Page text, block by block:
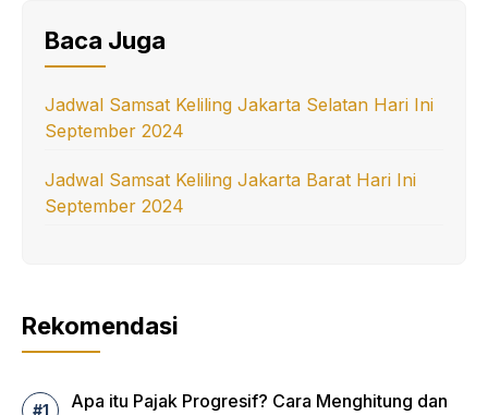
Baca Juga
Jadwal Samsat Keliling Jakarta Selatan Hari Ini
September 2024
Jadwal Samsat Keliling Jakarta Barat Hari Ini
September 2024
Rekomendasi
Apa itu Pajak Progresif? Cara Menghitung dan